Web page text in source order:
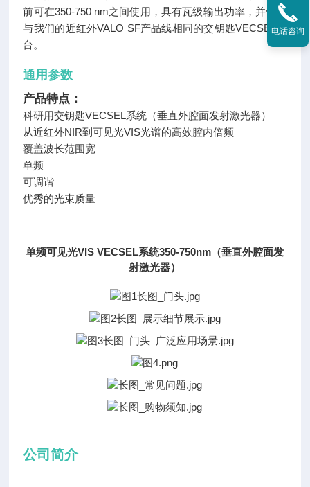
前可在350-750 nm之间使用，具有瓦级输出功率，并使用
与我们的近红外VALO SF产品线相同的交钥匙VECSEL平
台。
通用参数
产品特点：
科研用交钥匙VECSEL系统（垂直外腔面发射激光器）
从近红外NIR到可见光VIS光谱的高效腔内倍频
覆盖波长范围宽
单频
可调谐
优秀的光束质量
单频可见光VIS VECSEL系统350-750nm（垂直外腔面发
射激光器）
公司简介
电话咨询